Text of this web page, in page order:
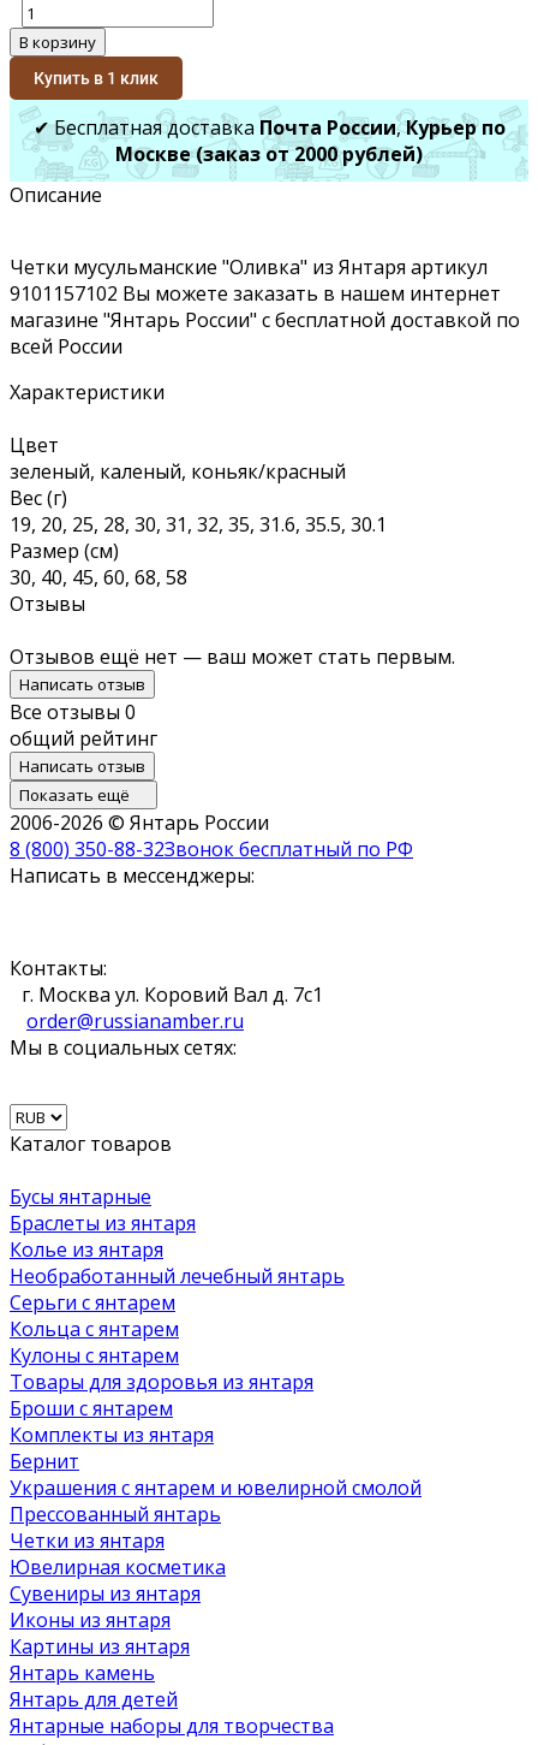
В корзину
Купить в 1 клик
✔ Бесплатная доставка Почта России,Курьер по
Москве (заказ от 2000 рублей)
Описание
Четки мусульманские "Оливка" из Янтаря артикул
9101157102 Вы можете заказать в нашем интернет
магазине "Янтарь России" с бесплатной доставкой по
всей России
Характеристики
Цвет
зеленый, каленый, коньяк/красный
Вес (г)
19, 20, 25, 28, 30, 31, 32, 35, 31.6, 35.5, 30.1
Размер (см)
30, 40, 45, 60, 68, 58
Отзывы
Отзывов ещё нет — ваш может стать первым.
Написать отзыв
Все отзывы 0
общий рейтинг
Написать отзыв
Показать ещё
2006-2026 © Янтарь России
8 (800) 350-88-32Звонок бесплатный по РФ
Написать в мессенджеры:
Контакты:
г. Москва ул. Коровий Вал д. 7с1
order@russianamber.ru
Мы в социальных сетях:
Каталог товаров
Бусы янтарные
Браслеты из янтаря
Колье из янтаря
Необработанный лечебный янтарь
Серьги с янтарем
Кольца с янтарем
Кулоны с янтарем
Товары для здоровья из янтаря
Броши с янтарем
Комплекты из янтаря
Бернит
Украшения с янтарем и ювелирной смолой
Прессованный янтарь
Четки из янтаря
Ювелирная косметика
Сувениры из янтаря
Иконы из янтаря
Картины из янтаря
Янтарь камень
Янтарь для детей
Янтарные наборы для творчества